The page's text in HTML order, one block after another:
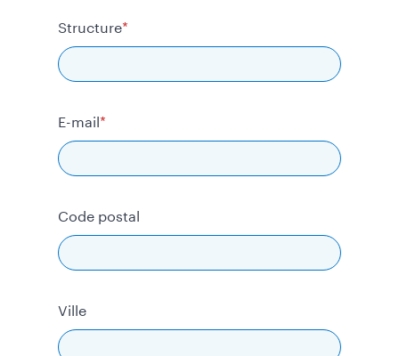
Structure
E-mail
Code postal
Ville